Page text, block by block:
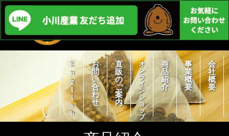
会
社
概
要
事
業
概
要
商
品
紹
介
オ
ン
ラ
イ
ン
シ
ョ
ッ
プ
直
販
の
ご
案
内
お
問
い
合
わ
せ
English